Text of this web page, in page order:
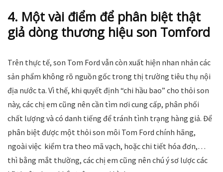
4. Một vài điểm để phân biệt thật
giả dòng thương hiệu son Tomford
Trên thực tế, son Tom Ford vẫn còn xuất hiện nhan nhản các
sản phẩm không rõ nguồn gốc trong thị trường tiêu thụ nội
địa nước ta. Vì thế, khi quyết định “chi hầu bao” cho thỏi son
này, các chị em cũng nên cần tìm nơi cung cấp, phân phối
chất lượng và có danh tiếng để tránh tình trạng hàng giả. Để
phân biệt được một thỏi son môi Tom Ford chính hãng,
ngoài việc kiểm tra theo mã vạch, hoặc chi tiết hóa đơn,…
thì bằng mắt thường, các chị em cũng nên chú ý sơ lược các